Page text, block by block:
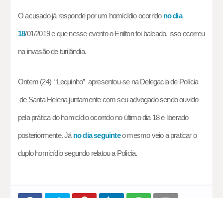
O acusado já responde por um homicídio ocorrido no dia
18/01/2019 e que nesse evento o Enilton foi baleado, isso ocorreu
na invasão de turilândia.
Ontem (24) “Lequinho” apresentou-se na Delegacia de Polícia
de Santa Helena juntamente com seu advogado sendo ouvido
pela prática do homicídio ocorrido no último dia 18 e liberado
posteriormente. Já no dia seguinteo mesmo veio a praticar o
duplo homicídio segundo relatou a Policia.